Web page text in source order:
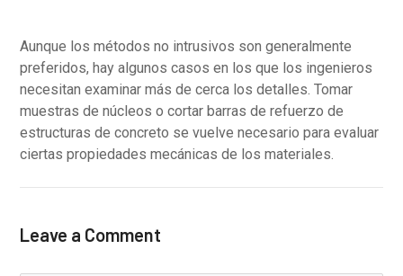
Aunque los métodos no intrusivos son generalmente
preferidos, hay algunos casos en los que los ingenieros
necesitan examinar más de cerca los detalles. Tomar
muestras de núcleos o cortar barras de refuerzo de
estructuras de concreto se vuelve necesario para evaluar
ciertas propiedades mecánicas de los materiales.
Leave a Comment